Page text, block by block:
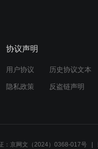
协议声明
用户协议 历史协议文本
隐私政策 反盗链声明
：京网文（2024）0368-017号